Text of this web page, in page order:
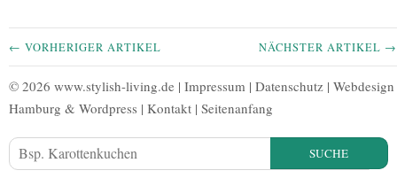
← VORHERIGER ARTIKEL NÄCHSTER ARTIKEL →
© 2026 www.stylish-living.de | Impressum | Datenschutz | Webdesign
Hamburg & Wordpress | Kontakt | Seitenanfang
SUCHE